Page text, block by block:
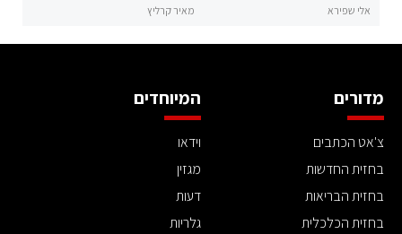
אלי שפירא מאיר קרליץ
מדורים
צ'אט הכתבים
בחזית החדשות
בחזית הבריאות
בחזית הכלכלית
המיוחדים
וידאו
מגזין
דעות
גלריות